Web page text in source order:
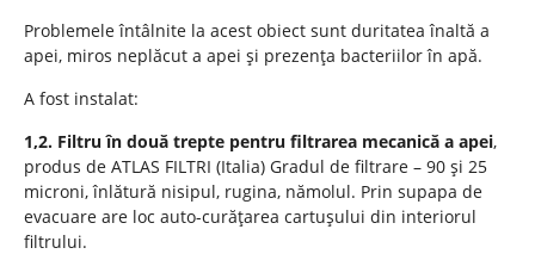
Problemele întâlnite la acest obiect sunt duritatea înaltă a
apei, miros neplăcut a apei și prezența bacteriilor în apă.
A fost instalat:
1,2. Filtru în două trepte pentru filtrarea mecanică a apei,
produs de ATLAS FILTRI (Italia) Gradul de filtrare – 90 și 25
microni, înlătură nisipul, rugina, nămolul. Prin supapa de
evacuare are loc auto-curățarea cartușului din interiorul
filtrului.